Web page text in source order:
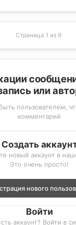
Страница 1 из 9
или
пользователем,
комментарий
Создать
новый аккаунт в
Это очень просто!
нового
Войти
аккаунт? Войти в